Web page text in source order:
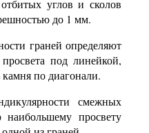
углов и сколов
до 1 мм.
граней определяют
под линейкой,
по диагонали.
смежных
просвету